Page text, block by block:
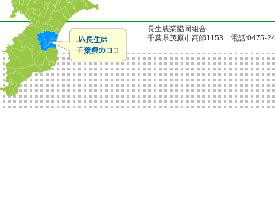
長生農業協同組合
千葉県茂原市高師1153 電話:0475-